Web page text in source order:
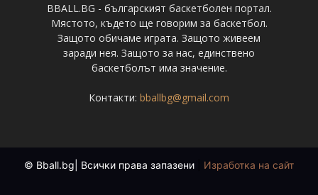
BBALL.BG - българският баскетболен портал.
Мястото, където ще говорим за баскетбол.
Защото обичаме играта. Защото живеем
заради нея. Защото за нас, единствено
баскетболът има значение.
Контакти: bballbg@gmail.com
© Bball.bg| Всички права запазени Изработка на сайт